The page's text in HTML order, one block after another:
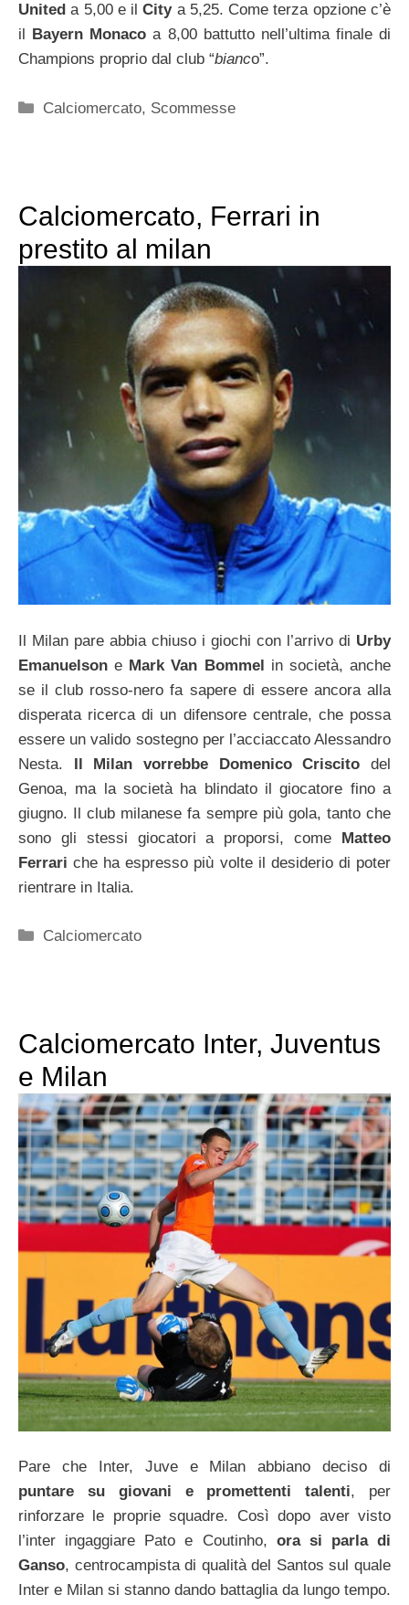
United a 5,00 e ilCitya 5,25. Come terza opzione c’è
il
Bayern Monaco a 8,00 battutto nell’ultima finale di
Champions proprio dal club “bianco”.
Categorie
Calciomercato, Scommesse
Calciomercato, Ferrari in
prestito al milan
Il Milan pare abbia chiuso i giochi con l’arrivo di Urby
Emanuelson e Mark Van Bommel in società, anche
se il club rosso-nero fa sapere di essere ancora alla
disperata ricerca di un difensore centrale, che possa
essere un valido sostegno per l’acciaccato Alessandro
Nesta. Il Milan vorrebbe Domenico Criscito del
Genoa, ma la società ha blindato il giocatore fino a
giugno. Il club milanese fa sempre più gola, tanto che
sono gli stessi giocatori a proporsi, come Matteo
Ferrari che ha espresso più volte il desiderio di poter
rientrare in Italia.
Categorie
Calciomercato
Calciomercato Inter, Juventus
e Milan
Pare che Inter, Juve e Milan abbiano deciso di
puntare su giovani e promettenti talenti, per
rinforzare le proprie squadre. Così dopo aver visto
l’inter ingaggiare Pato e Coutinho, ora si parla di
Ganso, centrocampista di qualità del Santos sul quale
Inter e Milan si stanno dando battaglia da lungo tempo.